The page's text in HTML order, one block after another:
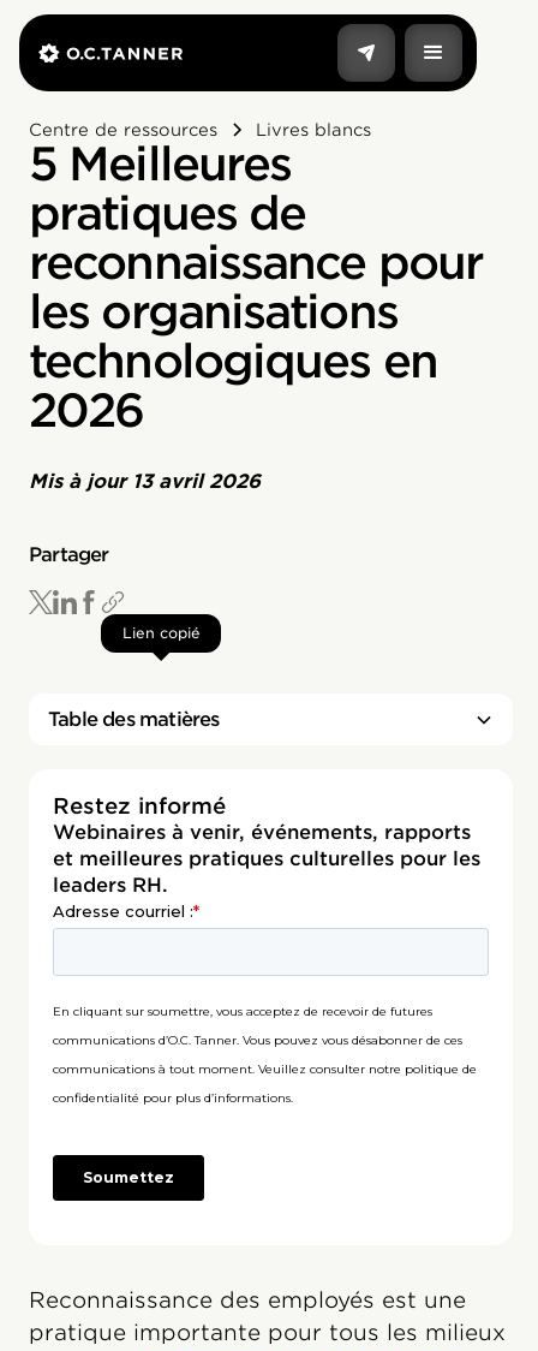
Centre de ressources Livres blancs
5 Meilleures
pratiques de
reconnaissance pour
les organisations
technologiques en
2026
Mis à jour 13 avril 2026
Partager
Lien copié
Table des matières
Restez informé
Webinaires à venir, événements, rapports
et meilleures pratiques culturelles pour les
leaders RH.
Reconnaissance des employés est une
pratique importante pour tous les milieux